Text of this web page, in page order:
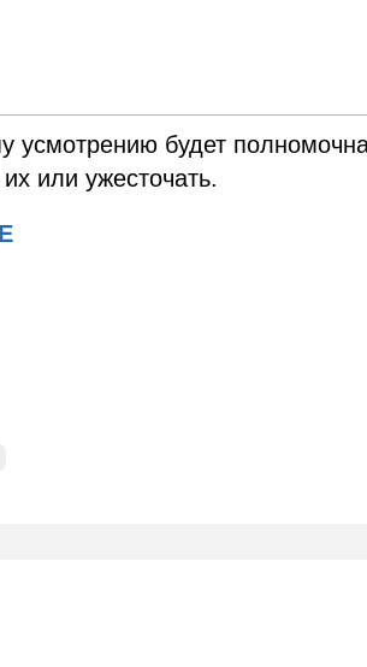
усмотрению будет
или ужесточать.